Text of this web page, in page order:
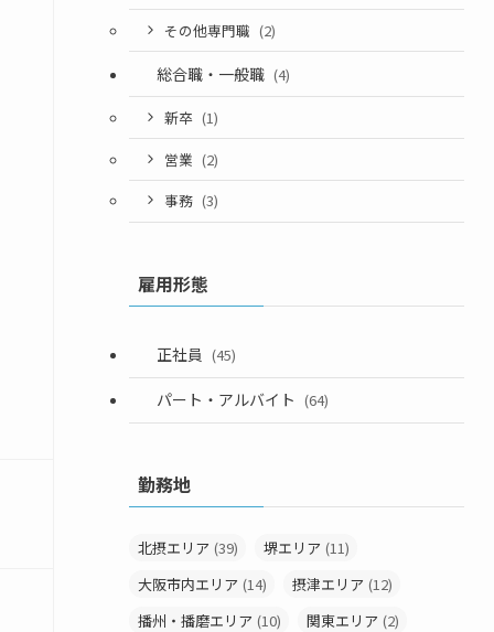
その他専門職 (2)
総合職・一般職 (4)
新卒 (1)
営業 (2)
事務 (3)
雇用形態
正社員 (45)
パート・アルバイト (64)
勤務地
北摂エリア (39) 堺エリア (11)
大阪市内エリア (14) 摂津エリア (12)
播州・播磨エリア (10) 関東エリア (2)